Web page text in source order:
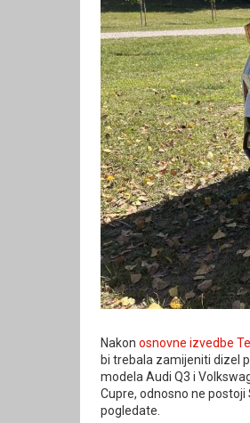
Nakon osnovne izvedbe
bi trebala zamijeniti dizel
modela Audi Q3 i
Cupre, odnosno ne
pogledate.